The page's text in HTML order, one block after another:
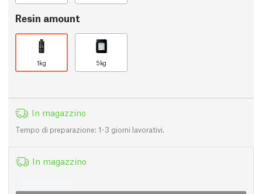
Resin amount
1kg 5kg
In magazzino
Tempo di preparazione: 1-3 giorni lavorativi.
In magazzino